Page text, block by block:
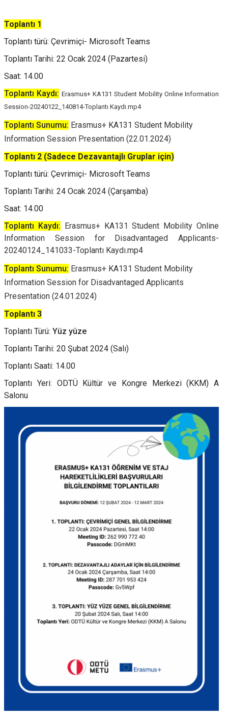
Toplantı 1
Toplantı türü: Çevrimiçi- Microsoft Teams
Toplantı Tarihi: 22 Ocak 2024 (Pazartesi)
Saat: 14.00
Toplantı Kaydı: Erasmus+ KA131 Student Mobility Online Information
Session-20240122_140814-Toplantı Kaydı.mp4
Toplantı Sunumu: Erasmus+ KA131 Student Mobility
Information Session Presentation (22.01.2024)
Toplantı 2 (Sadece Dezavantajlı Gruplar için)
Toplantı türü: Çevrimiçi- Microsoft Teams
Toplantı Tarihi: 24 Ocak 2024 (Çarşamba)
Saat: 14.00
Toplantı Kaydı: Erasmus+ KA131 Student Mobility Online
Information Session for Disadvantaged Applicants-
20240124_141033-Toplantı Kaydı.mp4
Toplantı Sunumu: Erasmus+ KA131 Student Mobility
Information Session for Disadvantaged Applicants
Presentation (24.01.2024)
Toplantı 3
Toplantı Türü: Yüz yüze
Toplantı Tarihi: 20 Şubat 2024 (Salı)
Toplantı Saati: 14.00
Toplantı Yeri: ODTÜ Kültür ve Kongre Merkezi (KKM) A
Salonu